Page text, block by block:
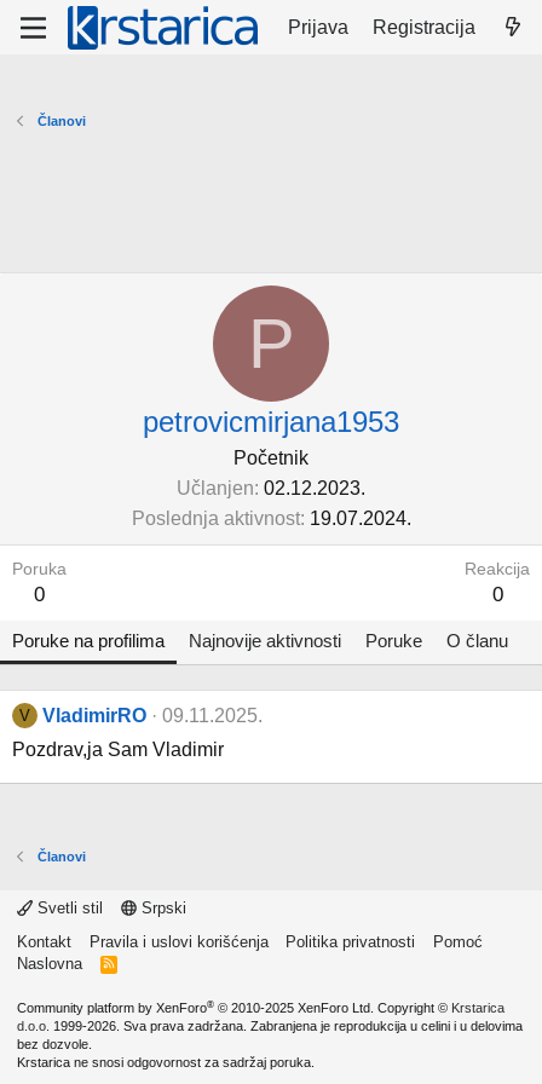
Prijava Registracija
Članovi
P
petrovicmirjana1953
Početnik
Učlanjen 02.12.2023.
Poslednja aktivnost 19.07.2024.
Poruka
0
Reakcija
0
Poruke na profilima Najnovije aktivnosti Poruke O članu
V VladimirRO
09.11.2025.
Pozdrav,ja Sam Vladimir
Članovi
Svetli stil
Srpski
Kontakt
Pravila i uslovi korišćenja Politika privatnosti
Pomoć
Naslovna
R
Community platform by XenForo® © 2010-2025 XenForo Ltd. Copyright © Krstarica
d.o.o. 1999-2026. Sva prava zadržana. Zabranjena je reprodukcija u celini i u delovima
bez dozvole.
Krstarica ne snosi odgovornost za sadržaj poruka.